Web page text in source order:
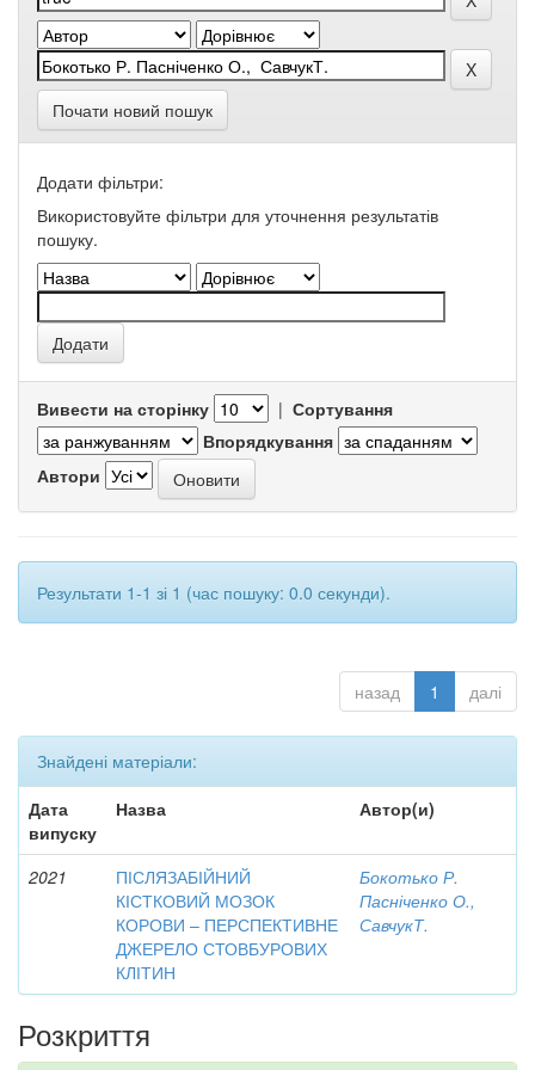
Почати новий пошук
Додати фільтри:
Використовуйте фільтри для уточнення результатів
пошуку.
Вивести на сторінку | Сортування
Впорядкування
Автори
Результати 1-1 зі 1 (час пошуку: 0.0 секунди).
назад 1 далі
Знайдені матеріали:
Дата
випуску
Назва Автор(и)
2021
ПІСЛЯЗАБІЙНИЙ
КІСТКОВИЙ МОЗОК
КОРОВИ – ПЕРСПЕКТИВНЕ
ДЖЕРЕЛО СТОВБУРОВИХ
КЛІТИН
Бокотько Р.
Пасніченко О.,
СавчукТ.
Розкриття